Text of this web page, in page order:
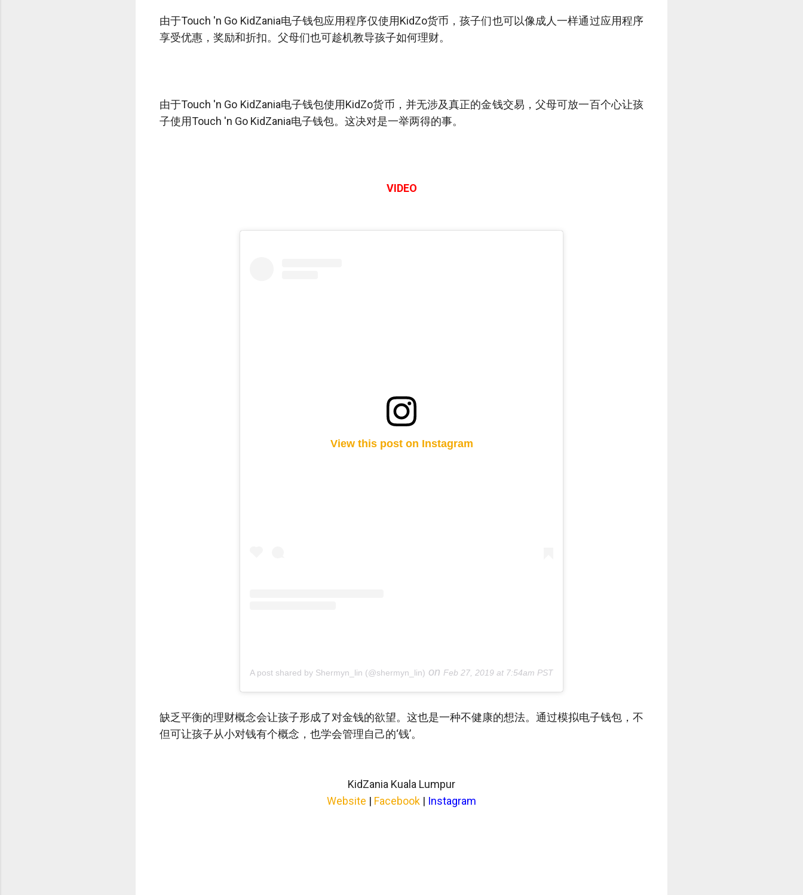
由于Touch 'n Go KidZania电子钱包应用程序仅使用KidZo货币，孩子们也可以像成人一样通过应用程序
享受优惠，奖励和折扣。父母们也可趁机教导孩子如何理财。
由于Touch 'n Go KidZania电子钱包使用KidZo货币，并无涉及真正的金钱交易，父母可放一百个心让孩
子使用Touch 'n Go KidZania电子钱包。这决对是一举两得的事。
VIDEO
View this post on Instagram
A post shared by Shermyn_lin (@shermyn_lin) on Feb 27, 2019 at 7:54am PST
缺乏平衡的理财概念会让孩子形成了对金钱的欲望。这也是一种不健康的想法。通过模拟电子钱包，不
但可让孩子从小对钱有个概念，也学会管理自己的‘钱’。
KidZania Kuala Lumpur
Website | Facebook | Instagram